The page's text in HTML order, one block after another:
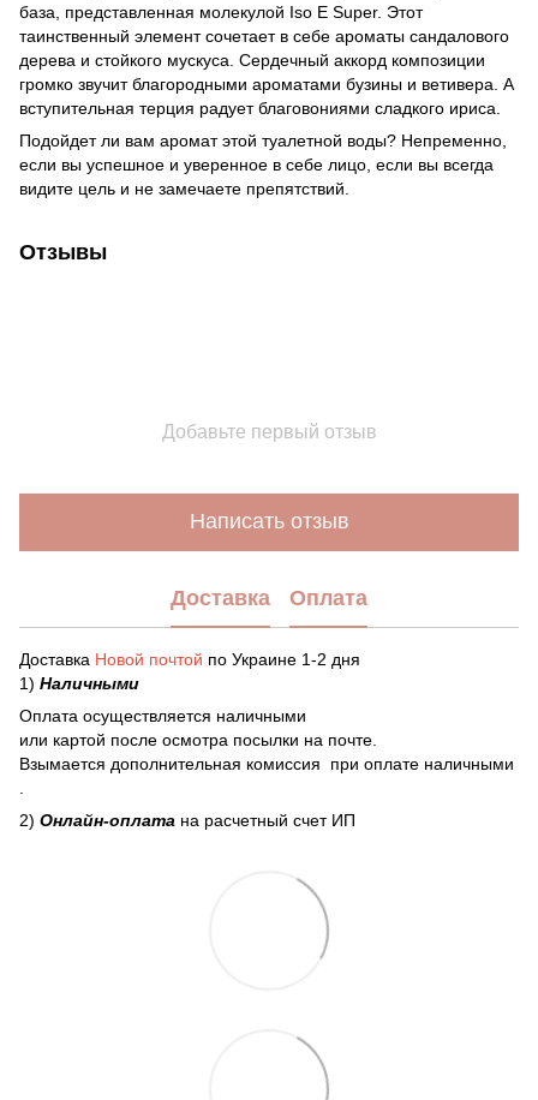
база, представленная молекулой Iso Е Super. Этот
таинственный элемент сочетает в себе ароматы сандалового
дерева и стойкого мускуса. Сердечный аккорд композиции
громко звучит благородными ароматами бузины и ветивера. А
вступительная терция радует благовониями сладкого ириса.
Подойдет ли вам аромат этой туалетной воды? Непременно,
если вы успешное и уверенное в себе лицо, если вы всегда
видите цель и не замечаете препятствий.
Отзывы
Добавьте первый отзыв
Написать отзыв
Доставка Оплата
Доставка Новой почтой по Украине 1-2 дня
1) Наличными
Оплата осуществляется наличными
или картой после осмотра посылки на почте.
Взымается дополнительная комиссия при оплате наличными
2) Онлайн-оплата на расчетный счет ИП